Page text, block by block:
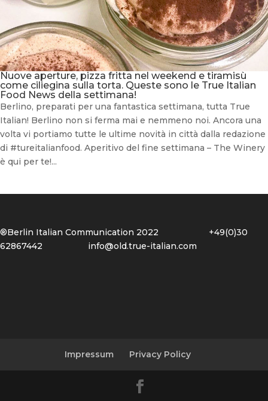
Nuove aperture, pizza fritta nel weekend e tiramisù
come ciliegina sulla torta. Queste sono le True Italian
Food News della settimana!
Berlino, preparati per una fantastica settimana, tutta True
Italian! Berlino non si ferma mai e nemmeno noi. Ancora una
volta vi portiamo tutte le ultime novità in città dalla redazione
di #tureitalianfood. Aperitivo del fine settimana – The Winery
è qui per te!...
®Berlin Italian Communication 2022 +49(0)30
62867442
info@old.true-italian.com
Impressum Privacy Policy